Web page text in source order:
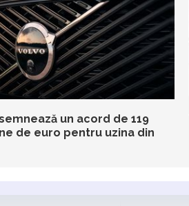
un acord de 119
de euro pentru uzina din